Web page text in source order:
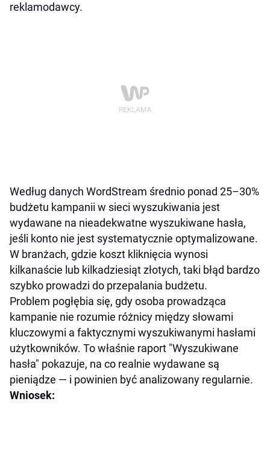
reklamodawcy.
Według danych WordStream średnio ponad 25–30%
budżetu kampanii w sieci wyszukiwania jest
wydawane na nieadekwatne wyszukiwane hasła,
jeśli konto nie jest systematycznie optymalizowane.
W branżach, gdzie koszt kliknięcia wynosi
kilkanaście lub kilkadziesiąt złotych, taki błąd bardzo
szybko prowadzi do przepalania budżetu.
Problem pogłębia się, gdy osoba prowadząca
kampanie nie rozumie różnicy między słowami
kluczowymi a faktycznymi wyszukiwanymi hasłami
użytkowników. To właśnie raport "Wyszukiwane
hasła" pokazuje, na co realnie wydawane są
pieniądze — i powinien być analizowany regularnie.
Wniosek: